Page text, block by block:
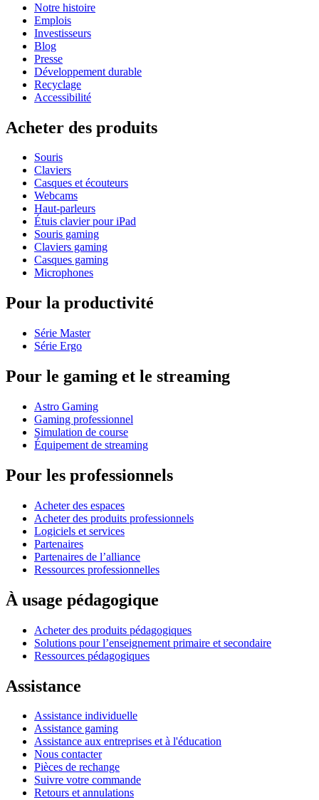
Notre histoire
Emplois
Investisseurs
Blog
Presse
Développement durable
Recyclage
Accessibilité
Acheter des produits
Souris
Claviers
Casques et écouteurs
Webcams
Haut-parleurs
Étuis clavier pour iPad
Souris gaming
Claviers gaming
Casques gaming
Microphones
Pour la productivité
Série Master
Série Ergo
Pour le gaming et le streaming
Astro Gaming
Gaming professionnel
Simulation de course
Équipement de streaming
Pour les professionnels
Acheter des espaces
Acheter des produits professionnels
Logiciels et services
Partenaires
Partenaires de l’alliance
Ressources professionnelles
À usage pédagogique
Acheter des produits pédagogiques
Solutions pour l’enseignement primaire et secondaire
Ressources pédagogiques
Assistance
Assistance individuelle
Assistance gaming
Assistance aux entreprises et à l'éducation
Nous contacter
Pièces de rechange
Suivre votre commande
Retours et annulations